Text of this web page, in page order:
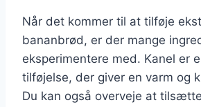
Når det kommer til at tilføje
bananbrød, er der mange
eksperimentere med. Kanel er
tilføjelse, der giver en varm og
Du kan også overveje at